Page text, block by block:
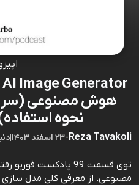
هوش مصنوعی
نحوه
Reza Tavakoli
-۲۳ اسفند ۱۴۰۳ |
0 :
توی قسمت 99 پادکست
مصنوعی. از معرفی کلی مدل